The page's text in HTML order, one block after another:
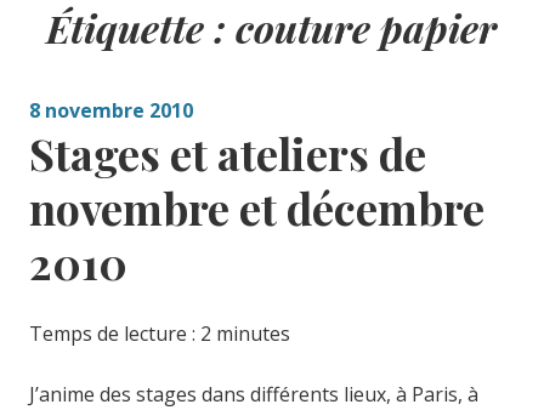
Étiquette :couture papier
8 novembre 2010
Stages et ateliers de
novembre et décembre
2010
Temps de lecture : 2 minutes
J’anime des stages dans différents lieux, à Paris, à